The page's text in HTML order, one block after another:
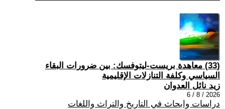
(33) معاهدة بريست-ليتوفسك: بين ضرورات البقاء
السياسي وكلفة التنازلات الإقليمية
زيد نائل العدوان
2026 / 8 / 6
دراسات وابحاث في التاريخ والتراث واللغات